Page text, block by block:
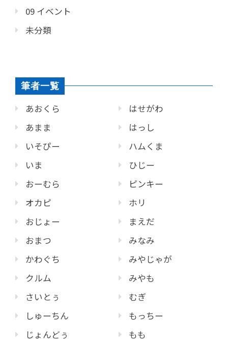
09 イベント
未分類
筆者一覧
あおくら
あまま
いそぴー
いま
おーむら
オカピ
おじょー
おまつ
かわぐち
クルム
さいとぅ
しゅーちん
じょんどぅ
はせがわ
はっし
ハムくま
ひじー
ピンキー
ホリ
まえだ
みなみ
みやじゃが
みやも
むぎ
もっちー
もも